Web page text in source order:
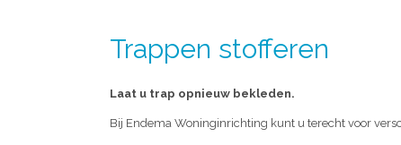
Trappen stofferen
Laat u trap opnieuw bekleden.
Bij Endema Woninginrichting kunt u terecht voor